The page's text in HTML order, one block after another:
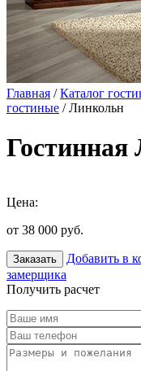
Главная /Каталог
гостиные / Линкольн
Цена:
от 38 000 руб.
Заказать Добавить в
замерщика
Получить расчет